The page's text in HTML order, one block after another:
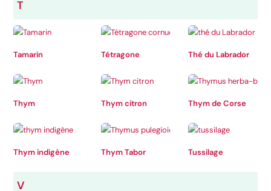
T
Tamarin Tétragone Thé du Labrador
Thym Thym citron Thym de Corse
Thym indigène Thym Tabor Tussilage
V